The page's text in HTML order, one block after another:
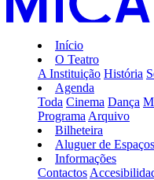
Início
O Teatro
A Instituição História
Agenda
Toda Cinema Dança
Programa Arquivo
Bilheteira
Aluguer de Espaços
Informações
Contactos